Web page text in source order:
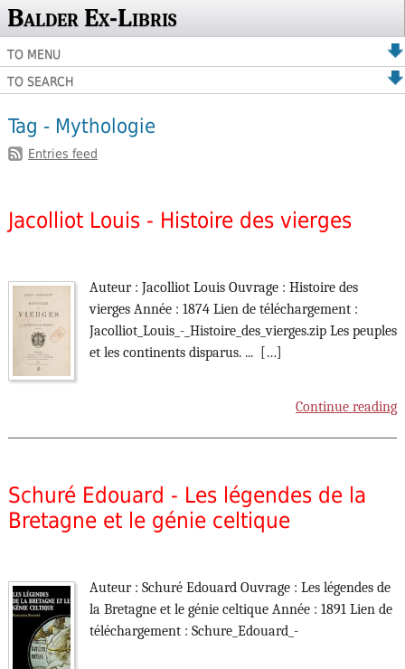
Balder Ex-Libris
TO MENU
TO SEARCH
Tag - Mythologie
Entries feed
Jacolliot Louis - Histoire des vierges
Auteur : Jacolliot Louis Ouvrage : Histoire des
vierges Année : 1874 Lien de téléchargement :
Jacolliot_Louis_-_Histoire_des_vierges.zip Les peuples
et les continents disparus. ... […]
Continue reading
Schuré Edouard - Les légendes de la
Bretagne et le génie celtique
Auteur : Schuré Edouard Ouvrage : Les légendes de
la Bretagne et le génie celtique Année : 1891 Lien de
téléchargement : Schure_Edouard_-